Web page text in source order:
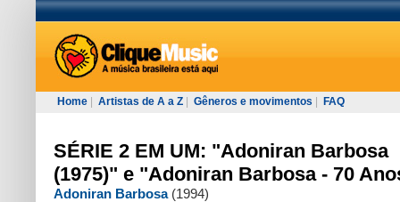
Home Artistas de A a Z Gêneros e movimentos FAQ
SÉRIE 2 EM UM: "Adoniran Barbosa
(1975)" e "Adoniran Barbosa - 70
Adoniran Barbosa (1994)